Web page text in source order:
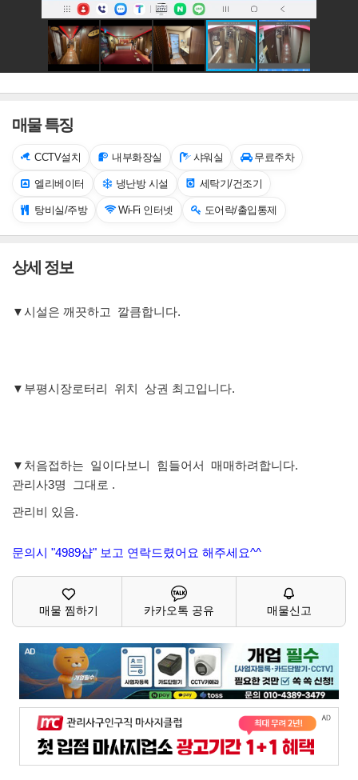
매물 특징
CCTV설치 내부화장실 샤워실 무료주차
엘리베이터 냉난방 시설 세탁기/건조기
탕비실/주방 Wi-Fi 인터넷 도어락/출입통제
상세 정보
▼시설은 깨끗하고 깔큼합니다.
▼부평시장로터리 위치 상권 최고입니다.
▼처음접하는 일이다보니 힘들어서 매매하려합니다.
관리사3명 그대로 .
관리비 있음.
문의시 "4989샵" 보고 연락드렸어요 해주세요^^
매물 찜하기 카카오톡 공유 매물신고